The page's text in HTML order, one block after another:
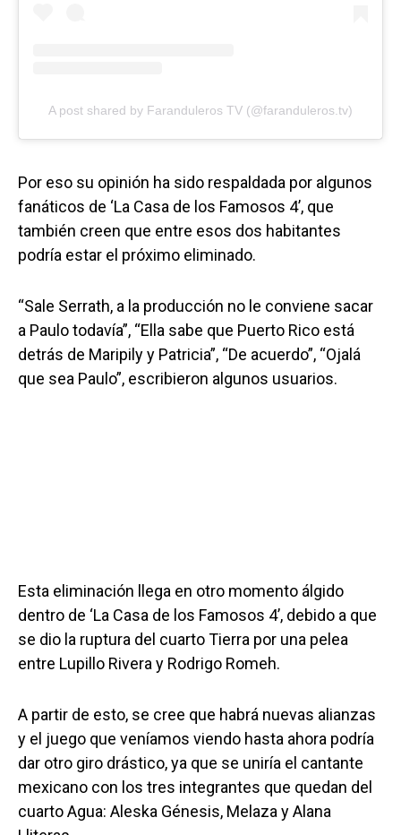
A post shared by Faranduleros TV (@faranduleros.tv)
Por eso su opinión ha sido respaldada por algunos
fanáticos de ‘La Casa de los Famosos 4’, que
también creen que entre esos dos habitantes
podría estar el próximo eliminado.
“Sale Serrath, a la producción no le conviene sacar
a Paulo todavía”, “Ella sabe que Puerto Rico está
detrás de Maripily y Patricia”, “De acuerdo”, “Ojalá
que sea Paulo”, escribieron algunos usuarios.
Esta eliminación llega en otro momento álgido
dentro de ‘La Casa de los Famosos 4’, debido a que
se dio la ruptura del cuarto Tierra por una pelea
entre Lupillo Rivera y Rodrigo Romeh.
A partir de esto, se cree que habrá nuevas alianzas
y el juego que veníamos viendo hasta ahora podría
dar otro giro drástico, ya que se uniría el cantante
mexicano con los tres integrantes que quedan del
cuarto Agua: Aleska Génesis, Melaza y Alana